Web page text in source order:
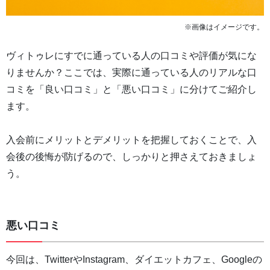
※画像はイメージです。
ヴィトゥレにすでに通っている人の口コミや評価が気にな
りませんか？ここでは、実際に通っている人のリアルな口
コミを「良い口コミ」と「悪い口コミ」に分けてご紹介し
ます。
入会前にメリットとデメリットを把握しておくことで、入
会後の後悔が防げるので、しっかりと押さえておきましょ
う。
悪い口コミ
今回は、TwitterやInstagram、ダイエットカフェ、Googleの